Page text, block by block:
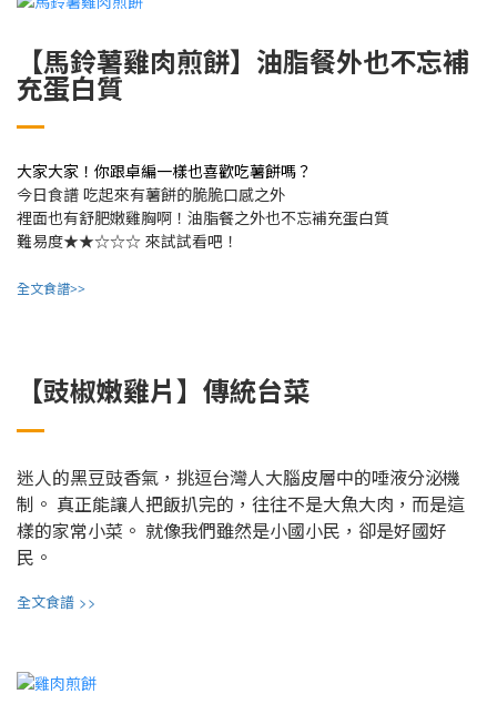
【馬鈴薯雞肉煎餅】油脂餐外也不忘補
充蛋白質
大家大家！你跟卓編一樣也喜歡吃薯餅嗎？
今日食譜 吃起來有薯餅的脆脆口感之外
裡面也有舒肥嫩雞胸啊！油脂餐之外也不忘補充蛋白質
難易度★★☆☆☆ 來試試看吧！
全文食譜>>
【豉椒嫩雞片】傳統台菜
迷人的黑豆豉香氣，挑逗台灣人大腦皮層中的唾液分泌機
制。 真正能讓人把飯扒完的，往往不是大魚大肉，而是這
樣的家常小菜。 就像我們雖然是小國小民，卻是好國好
民。
全文食譜 >>